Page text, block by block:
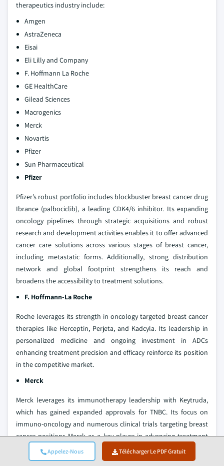
Appelez-Nous Télécharger Le PDF Gratuit
therapeutics industry include:
Amgen
AstraZeneca
Eisai
Eli Lilly and Company
F. Hoffmann La Roche
GE HealthCare
Gilead Sciences
Macrogenics
Merck
Novartis
Pfizer
Sun Pharmaceutical
Pfizer
Pfizer’s robust portfolio includes blockbuster breast cancer drug
Ibrance (palbociclib), a leading CDK4/6 inhibitor. Its expanding
oncology pipelines through strategic acquisitions and robust
research and development activities enables it to offer advanced
cancer care solutions across various stages of breast cancer,
including metastatic forms. Additionally, strong distribution
network and global footprint strengthens its reach and
broadens the accessibility to treatment solutions.
F. Hoffmann-La Roche
Roche leverages its strength in oncology targeted breast cancer
therapies like Herceptin, Perjeta, and Kadcyla. Its leadership in
personalized medicine and ongoing investment in ADCs
enhancing treatment precision and efficacy reinforce its position
in the competitive market.
Merck
Merck leverages its immunotherapy leadership with Keytruda,
which has gained expanded approvals for TNBC. Its focus on
immuno-oncology and numerous clinical trials targeting breast
cancer positions Merck as a key player in advancing treatment
efficacy and survival outcomes. Its robust research and
development investment capability and public-private